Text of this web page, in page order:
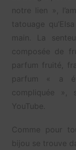
notre lien »,
tatouage
main. La
composée de
parfum fruité,
parfum « a
compliquée »,
YouTube.
Comme pour
bijou se trouve